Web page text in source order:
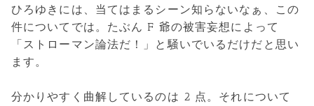
ひろゆきには、当てはまるシーン知らないなぁ、この
件についてでは。たぶん F 爺の被害妄想によって
「ストローマン論法だ！」と騒いでいるだけだと思い
ます。
分かりやすく曲解しているのは 2 点。それについて